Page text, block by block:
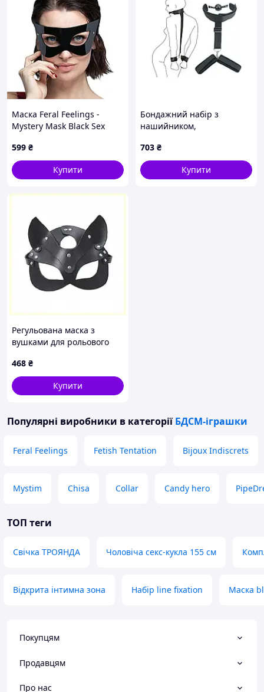
Маска Feral Feelings -
Mystery Mask Black Sex
599 ₴
Купити
Бондажний набір з
нашийником,
м'якого пластику, чорний
703 ₴
Купити
Регульована маска з
вушками для рольового
468 ₴
Купити
Популярні виробники в категорії БДСМ-іграшки
Feral Feelings Fetish Tentation Bijoux Indiscrets
Mystim Chisa Collar Candy hero
ТОП теги
Свічка ТРОЯНДА Чоловіча секс-кукла 155 см
Відкрита інтимна зона Набір line fixation Маска
Покупцям
Продавцям
Про нас